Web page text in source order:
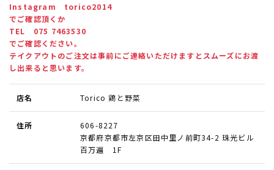
Instagram torico2014
でご確認頂くか
TEL 075 7463530
でご確認ください。
テイクアウトのご注文は事前にご連絡いただけますとスムーズにお渡
し出来ると思います。
店名 Torico 鶏と野菜
住所
606-8227
京都府京都市左京区田中里ノ前町34-2 珠光ビル
百万遍 1F